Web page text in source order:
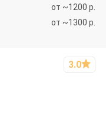
от ~1200 р.
от ~1300 р.
3.0